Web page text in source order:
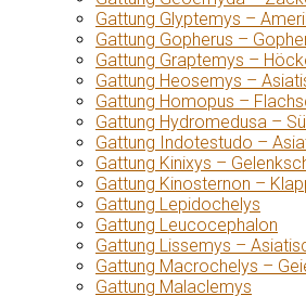
Gattung Glyptemys –
Gattung Gopherus –
Gattung Graptemys –
Gattung Heosemys –
Gattung Homopus –
Gattung Hydromedusa –
Gattung Indotestudo –
Gattung Kinixys –
Gattung Kinosternon –
Gattung Lepidochelys
Gattung Leucocephalon
Gattung Lissemys –
Gattung Macrochelys –
Gattung Malaclemys